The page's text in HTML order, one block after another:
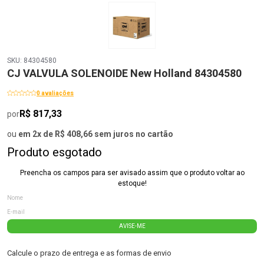
SKU: 84304580
CJ VALVULA SOLENOIDE New Holland 84304580
0 avaliações
porR$ 817,33
ou em 2x de R$ 408,66 sem juros no cartão
Produto esgotado
Preencha os campos para ser avisado assim que o produto voltar ao
estoque!
AVISE-ME
Calcule o prazo de entrega e as formas de envio